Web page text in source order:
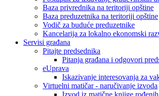
Baza privrednika na teritoriji opštine
Baza preduzetnika na teritoriji opštine
Vodič za buduće preduzetnike
Kancelarija za lokalno ekonomski
Servisi građana
Pitajte predsednika
Pitanja građana i odgovori
eUprava
Iskazivanje interesovanja za
Virtuelni matičar - naručivanje izvoda
Izvod iz matične knjige rođenih